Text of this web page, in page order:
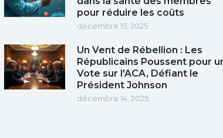
pour réduire les coûts
décembre 15, 2025
Un Vent de Rébellion : Les
Républicains Poussent pour
Vote sur l'ACA, Défiant le
Président Johnson
décembre 14, 2025